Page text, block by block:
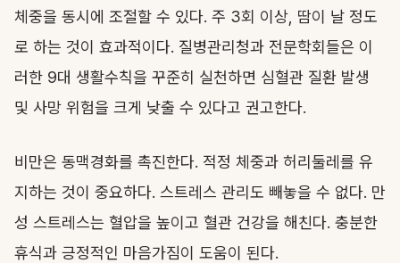
체중을 동시에 조절할 수 있다. 주 3회 이상, 땀이 날 정도
로 하는 것이 효과적이다. 질병관리청과 전문학회들은 이
러한 9대 생활수칙을 꾸준히 실천하면 심혈관 질환 발생
및 사망 위험을 크게 낮출 수 있다고 권고한다.
비만은 동맥경화를 촉진한다. 적정 체중과 허리둘레를 유
지하는 것이 중요하다. 스트레스 관리도 빼놓을 수 없다. 만
성 스트레스는 혈압을 높이고 혈관 건강을 해친다. 충분한
휴식과 긍정적인 마음가짐이 도움이 된다.